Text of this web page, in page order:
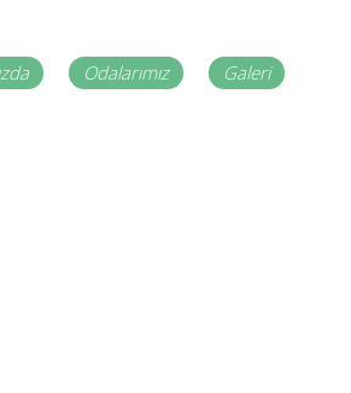
Odalarımız Galeri